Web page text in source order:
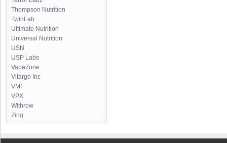
Thompson Nutrition
TwinLab
Ultimate Nutrition
Universal Nutrition
USN
USP Labs
VapeZone
Vitargo Inc
VMI
VPX
Withrow
Zing